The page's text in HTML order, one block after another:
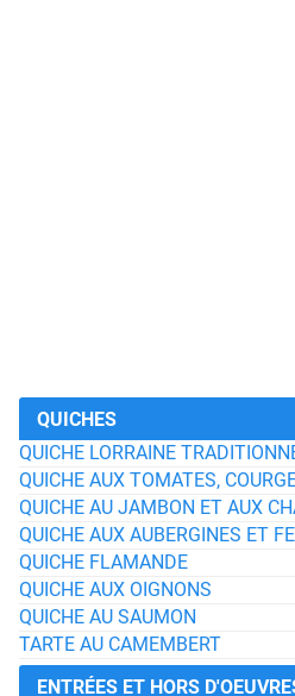
QUICHES
QUICHE LORRAINE
QUICHE AUX TOMATES,
QUICHE AU JAMBON ET AUX
QUICHE AUX AUBERGINES ET
QUICHE FLAMANDE
QUICHE AUX OIGNONS
QUICHE AU SAUMON
TARTE AU CAMEMBERT
ENTRÉES ET HORS